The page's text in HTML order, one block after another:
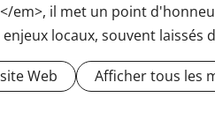
em>, il met un point
locaux, souvent laissés
Web Afficher tous les